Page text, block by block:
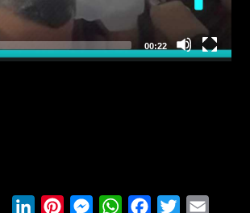
LinkedInPinterestMessengerWhatsAppFacebook
Twitter